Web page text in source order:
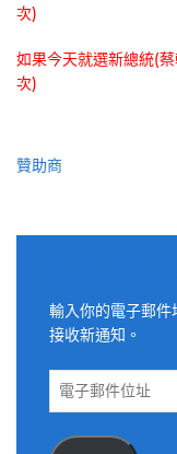
次)
如果今天就選新總統(
次)
贊助商
輸入你的電子郵
接收新通知。
電